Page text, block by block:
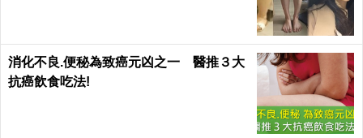
消化不良.便秘為致癌元凶之一 醫推３大
抗癌飲食吃法!